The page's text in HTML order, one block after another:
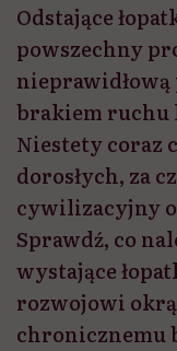
Odstające
powszechny
nieprawidłową
brakiem ruchu
Niestety coraz
dorosłych, za
cywilizacyjny
Sprawdź, co
wystające
rozwojowi
chronicznemu